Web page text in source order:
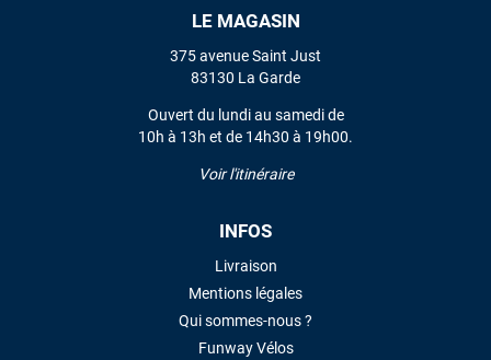
LE MAGASIN
375 avenue Saint Just
83130 La Garde
Ouvert du lundi au samedi de
10h à 13h et de 14h30 à 19h00.
Voir l'itinéraire
INFOS
Livraison
Mentions légales
Qui sommes-nous ?
Funway Vélos
VOIR TOUS LES AVIS